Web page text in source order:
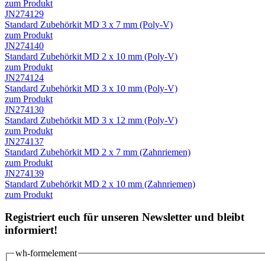
zum Produkt
JN274129
Standard Zubehörkit MD 3 x 7 mm (Poly-V)
zum Produkt
JN274140
Standard Zubehörkit MD 2 x 10 mm (Poly-V)
zum Produkt
JN274124
Standard Zubehörkit MD 3 x 10 mm (Poly-V)
zum Produkt
JN274130
Standard Zubehörkit MD 3 x 12 mm (Poly-V)
zum Produkt
JN274137
Standard Zubehörkit MD 2 x 7 mm (Zahnriemen)
zum Produkt
JN274139
Standard Zubehörkit MD 2 x 10 mm (Zahnriemen)
zum Produkt
Registriert euch für unseren Newsletter und bleibt
informiert!
wh-formelement